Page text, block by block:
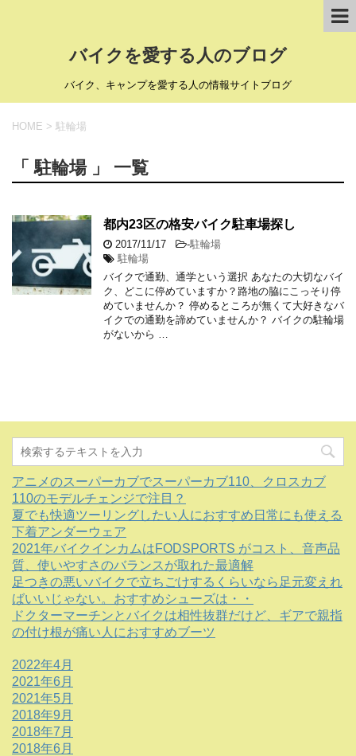
バイクを愛する人のブログ
バイク、キャンプを愛する人の情報サイトブログ
HOME > 駐輪場
「 駐輪場 」 一覧
都内23区の格安バイク駐車場探し
2017/11/17 -駐輪場
駐輪場
バイクで通勤、通学という選択 あなたの大切なバイ
ク、どこに停めていますか？路地の脇にこっそり停
めていませんか？ 停めるところが無くて大好きなバ
イクでの通勤を諦めていませんか？ バイクの駐輪場
がないから …
アニメのスーパーカブでスーパーカブ110、クロスカブ
110のモデルチェンジで注目？
夏でも快適ツーリングしたい人におすすめ日常にも使える
下着アンダーウェア
2021年バイクインカムはFODSPORTS がコスト、音声品
質、使いやすさのバランスが取れた最適解
足つきの悪いバイクで立ちごけするくらいなら足元変えれ
ばいいじゃない。おすすめシューズは・・
ドクターマーチンとバイクは相性抜群だけど、ギアで親指
の付け根が痛い人におすすめブーツ
2022年4月
2021年6月
2021年5月
2018年9月
2018年7月
2018年6月